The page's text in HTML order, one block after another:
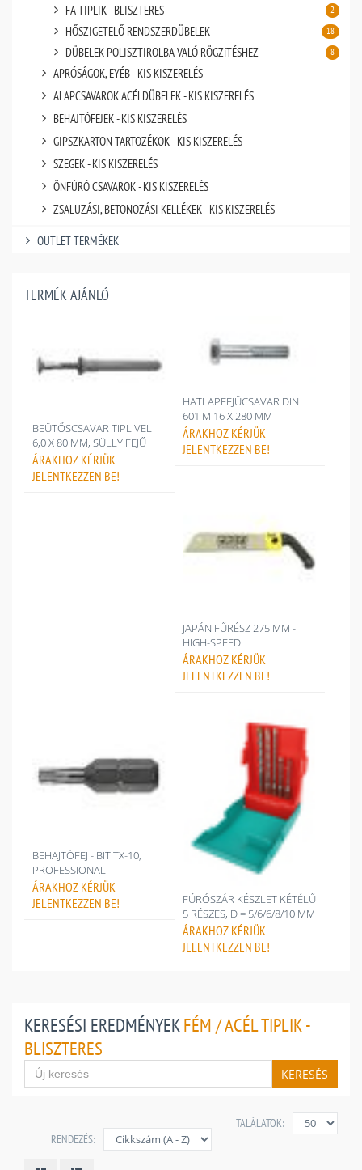
FA TIPLIK - BLISZTERES 2
HŐSZIGETELŐ RENDSZERDÜBELEK 18
DÜBELEK POLISZTIROLBA VALÓ RÖGZíTÉSHEZ 8
APRÓSÁGOK, EYÉB - KIS KISZERELÉS
ALAPCSAVAROK ACÉLDÜBELEK - KIS KISZERELÉS
BEHAJTÓFEJEK - KIS KISZERELÉS
GIPSZKARTON TARTOZÉKOK - KIS KISZERELÉS
SZEGEK - KIS KISZERELÉS
ÖNFÚRÓ CSAVAROK - KIS KISZERELÉS
ZSALUZÁSI, BETONOZÁSI KELLÉKEK - KIS KISZERELÉS
OUTLET TERMÉKEK
TERMÉK AJÁNLÓ
BEÜTŐSCSAVAR TIPLIVEL
6,0 X 80 MM, SÜLLY.FEJŰ
ÁRAKHOZ KÉRJÜK
JELENTKEZZEN BE!
HATLAPFEJŰCSAVAR DIN
601 M 16 X 280 MM
ÁRAKHOZ KÉRJÜK
JELENTKEZZEN BE!
JAPÁN FŰRÉSZ 275 MM -
HIGH-SPEED
ÁRAKHOZ KÉRJÜK
JELENTKEZZEN BE!
BEHAJTÓFEJ - BIT TX-10,
PROFESSIONAL
ÁRAKHOZ KÉRJÜK
JELENTKEZZEN BE!
FÚRÓSZÁR KÉSZLET KÉTÉLŰ
5 RÉSZES, D = 5/6/6/8/10 MM
ÁRAKHOZ KÉRJÜK
JELENTKEZZEN BE!
KERESÉSI EREDMÉNYEKFÉM / ACÉL TIPLIK -
BLISZTERES
KERESÉS
TALÁLATOK:
RENDEZÉS: